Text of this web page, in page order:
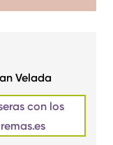
Velada